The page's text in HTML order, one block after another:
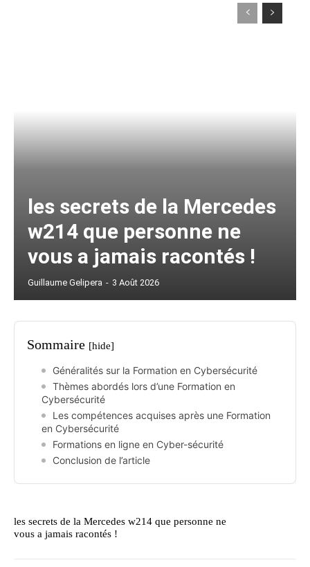
les secrets de la Mercedes
w214 que personne ne
vous a jamais racontés !
Guillaume Gelipera - 3 Août 2026
Sommaire [hide]
Généralités sur la Formation en Cybersécurité
Thèmes abordés lors d’une Formation en
Cybersécurité
Les compétences acquises après une Formation
en Cybersécurité
Formations en ligne en Cyber-sécurité
Conclusion de l’article
les secrets de la Mercedes w214 que personne ne
vous a jamais racontés !